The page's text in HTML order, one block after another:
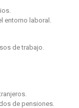
entorno laboral.
de trabajo.
de pensiones.